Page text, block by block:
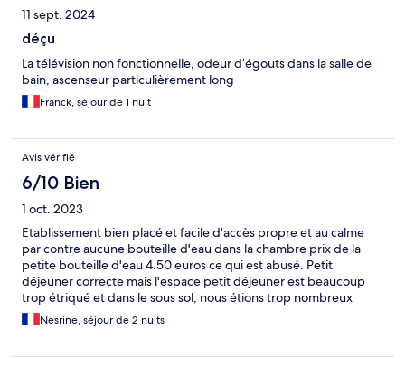
11 sept. 2024
déçu
La télévision non fonctionnelle, odeur d’égouts dans la salle de
bain, ascenseur particulièrement long
Franck, séjour de 1 nuit
Avis vérifié
6/10 Bien
1 oct. 2023
Etablissement bien placé et facile d'accès propre et au calme
par contre aucune bouteille d'eau dans la chambre prix de la
petite bouteille d'eau 4.50 euros ce qui est abusé. Petit
déjeuner correcte mais l'espace petit déjeuner est beaucoup
trop étriqué et dans le sous sol, nous étions trop nombreux
donc pas assez de place et les tables étaient collé les unes aux
autres difficile même de ce déplacer. En somme correcte dans
Nesrine, séjour de 2 nuits